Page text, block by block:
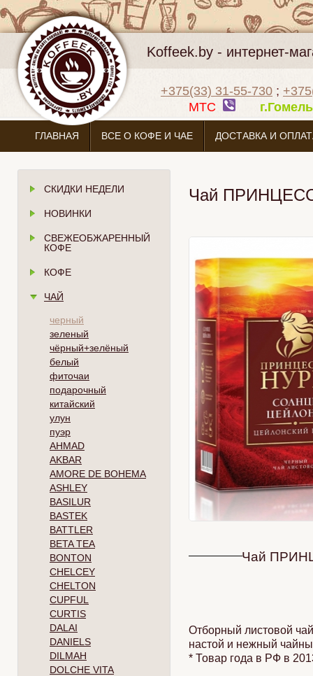
Koffeek.by - интернет-
+375(33) 31-55-730 ;
МТС
ГЛАВНАЯ ВСЕ О КОФЕ И ЧАЕ ДОСТАВКА И
СКИДКИ НЕДЕЛИ
НОВИНКИ
СВЕЖЕОБЖАРЕННЫЙ
КОФЕ
КОФЕ
ЧАЙ
черный
зеленый
чёрный+зелёный
белый
фиточаи
подарочный
китайский
улун
пуэр
AHMAD
AKBAR
AMORE DE BOHEMA
ASHLEY
BASILUR
BASTEK
BATTLER
BETA TEA
BONTON
CHELCEY
CHELTON
CUPFUL
CURTIS
DALAI
DANIELS
DILMAH
DOLCHE VITA
Чай
Чай
Отборный листовой
настой и нежный
* Товар года в РФ в